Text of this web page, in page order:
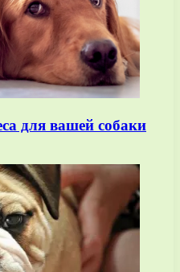
для вашей собаки